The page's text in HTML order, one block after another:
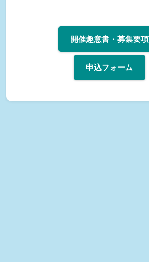
開催趣意書・募集要項
申込フォーム